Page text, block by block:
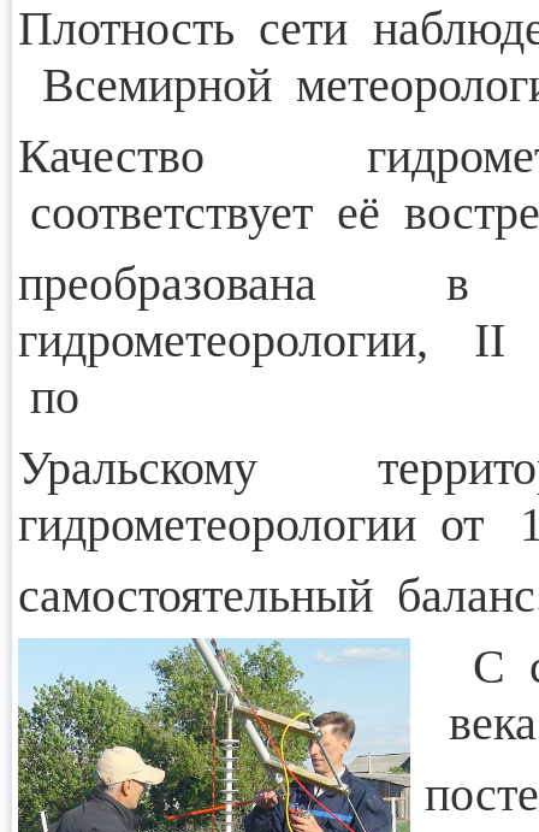
Плотность сети
Всемирной
Качество
соответствует её
по
Уральскому
гидрометеорологии от
самостоятельный
С